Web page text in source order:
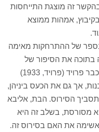
זה מוצגת התייחסות
אמהות ממוצא
של ההתרחקות מאימה
בתוכה את הסיפור של
הכעס והקרבה ביחסי אמהות בנות. כבר פרויד (פרויד, 1933)
אך גם את הכעס ביניהן,
הסירוס. הבת, אליבא
מסורסת, בשלב זה היא
את האם בסירוס זה.